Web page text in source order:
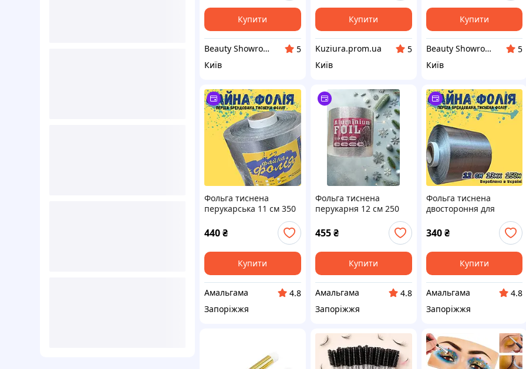
Купити
Beauty Showroom
5
Київ
Купити
Kuziura.prom.ua
5
Київ
Купити
Beauty Showroom
5
Київ
Фольга тиснена
перукарська 11 см 350
440₴
Купити
Амальгама
4.8
Запоріжжя
Фольга тиснена
перукарня 12 см 250
метрів 15мк тисненя
ПОМАРАНЧ
455₴
Купити
Амальгама
4.8
Запоріжжя
Фольга тиснена
двостороння для
фарбування волосся 12
см 150 м 13 мк
340 ₴
Купити
Амальгама
4.8
Запоріжжя